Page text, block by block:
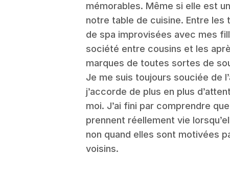
mémorables. Même si elle est
notre table de cuisine. Entre
de spa improvisées avec mes
société entre cousins et les
marques de toutes sortes de
Je me suis toujours souciée de
j’accorde de plus en plus
moi. J’ai fini par comprendre
prennent réellement vie
non quand elles sont motivées
voisins.